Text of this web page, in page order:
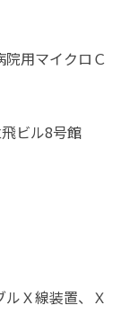
用マイクロＣ
ビル8号館
Ｘ線装置、Ｘ